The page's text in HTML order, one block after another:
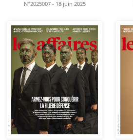
N°2025007 - 18 juin 2025